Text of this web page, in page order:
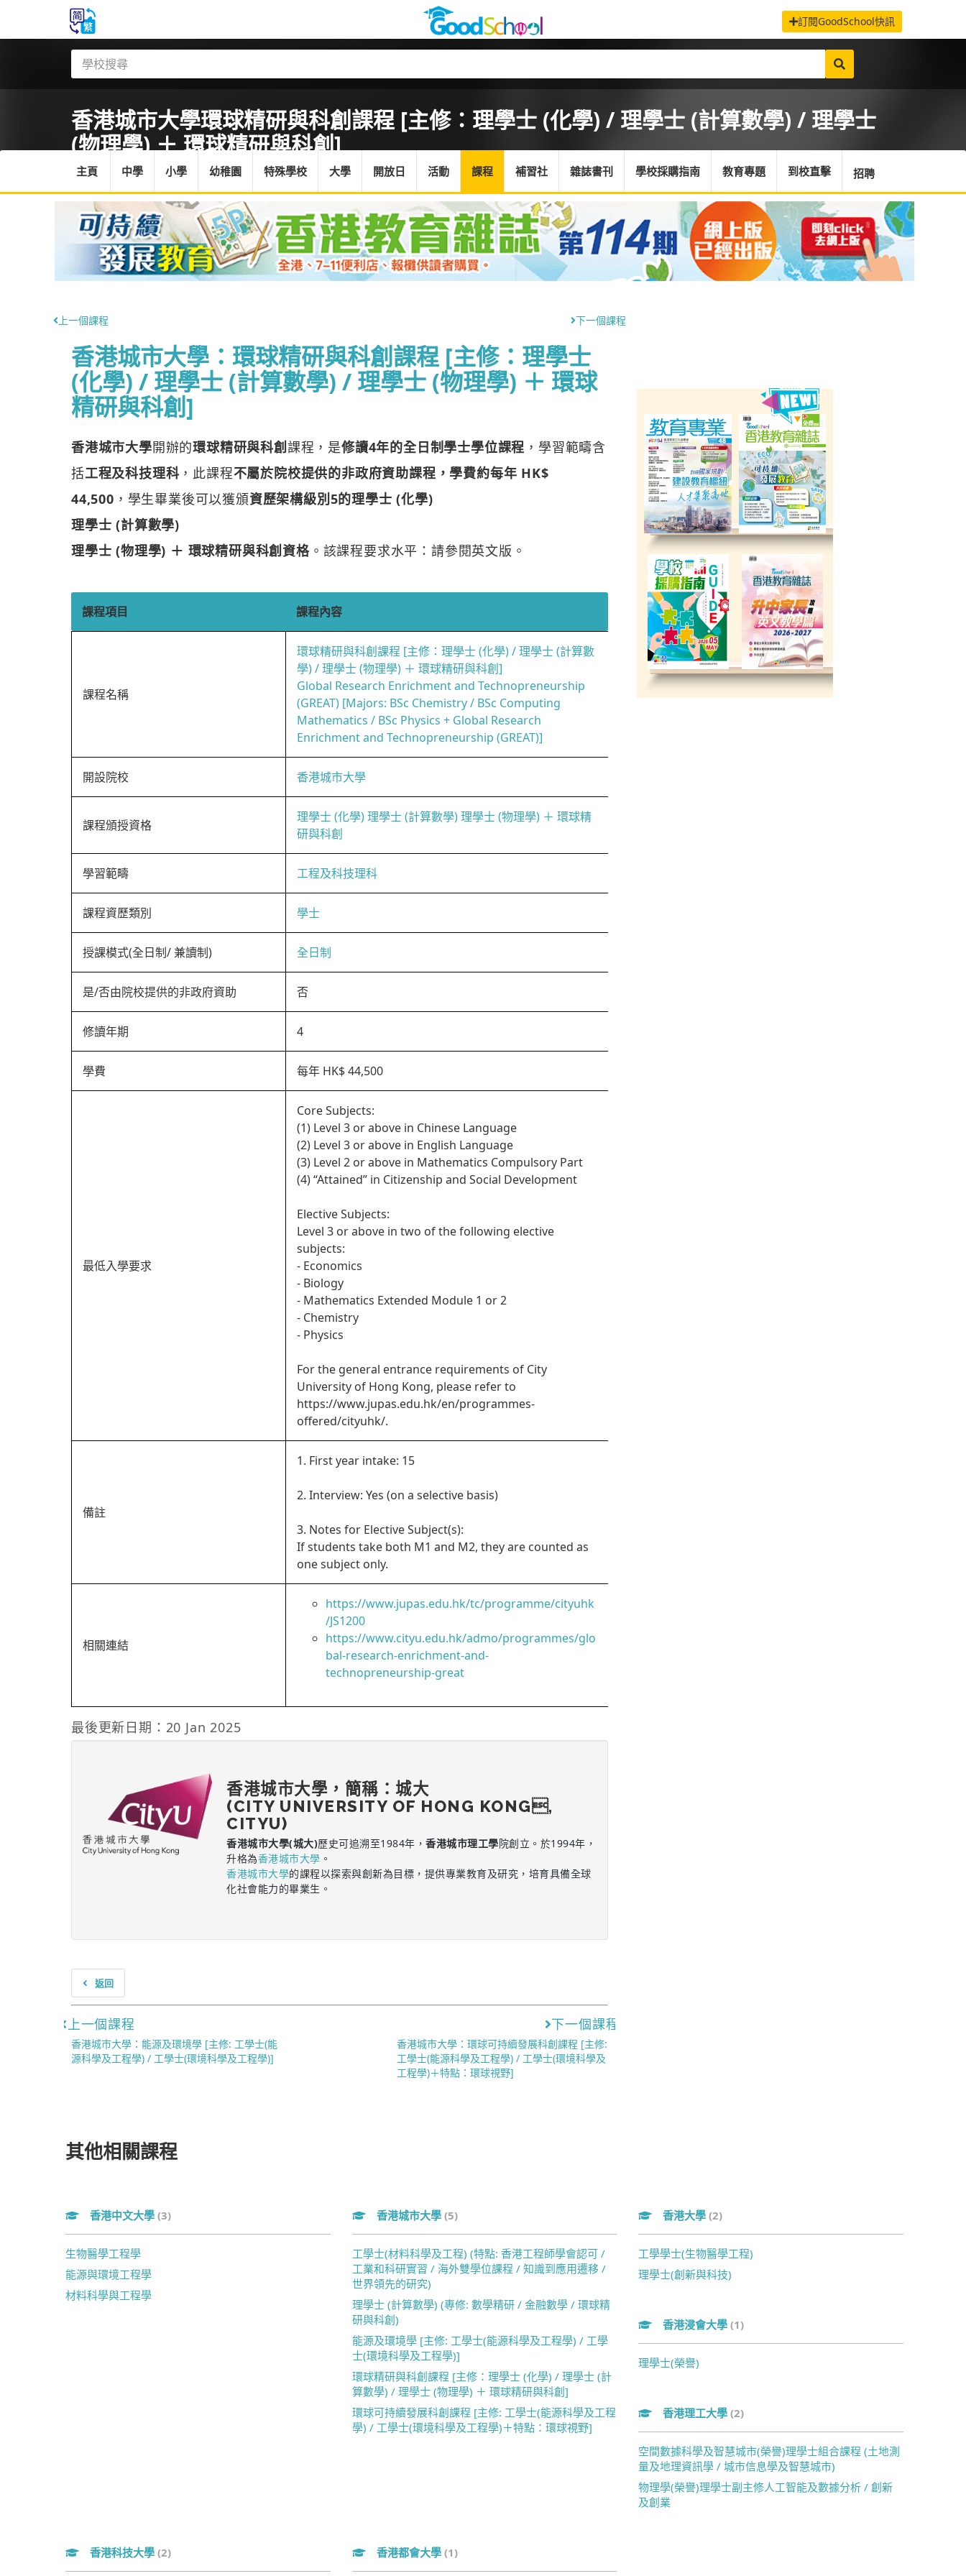
訂閱GoodSchool快訊
香港城市大學環球精研與科創課程 [主修：理學士 (化學) / 理學士 (計算數學) / 理學士
(物理學) ＋ 環球精研與科創]
首頁 / 課程
主頁 中學 小學 幼稚園 特殊學校 大學 開放日 活動 課程 補習社 雜誌書刊 學校採購指南 教育專題 到校直擊 招聘
上一個課程 下一個課程
香港城市大學：環球精研與科創課程 [主修：理學士
(化學) / 理學士 (計算數學) / 理學士 (物理學) ＋ 環球
精研與科創]
香港城市大學開辦的環球精研與科創課程，是修讀4年的全日制學士學位課程 ，學習範疇含
括工程及科技理科 ，此課程不屬於院校提供的非政府資助課程，學費約每年 HK$
44,500 ，學生畢業後可以獲頒資歷架構級別5的理學士 (化學)
理學士 (計算數學)
理學士 (物理學) ＋ 環球精研與科創資格。該課程要求水平：請參閱英文版。
課程項目 課程內容
課程名稱
環球精研與科創課程 [主修：理學士 (化學) / 理學士 (計算數
學) / 理學士 (物理學) ＋ 環球精研與科創]
Global Research Enrichment and Technopreneurship
(GREAT) [Majors: BSc Chemistry / BSc Computing
Mathematics / BSc Physics + Global Research
Enrichment and Technopreneurship (GREAT)]
開設院校 香港城市大學
課程頒授資格
理學士 (化學) 理學士 (計算數學) 理學士 (物理學) ＋ 環球精
研與科創
學習範疇 工程及科技理科
課程資歷類別 學士
授課模式(全日制/ 兼讀制) 全日制
是/否由院校提供的非政府資助 否
修讀年期 4
學費 每年 HK$ 44,500
最低入學要求
Core Subjects:
(1) Level 3 or above in Chinese Language
(2) Level 3 or above in English Language
(3) Level 2 or above in Mathematics Compulsory Part
(4) “Attained” in Citizenship and Social Development
Elective Subjects:
Level 3 or above in two of the following elective
subjects:
- Economics
- Biology
- Mathematics Extended Module 1 or 2
- Chemistry
- Physics
For the general entrance requirements of City
University of Hong Kong, please refer to
https://www.jupas.edu.hk/en/programmes-
offered/cityuhk/.
備註
1. First year intake: 15
2. Interview: Yes (on a selective basis)
3. Notes for Elective Subject(s):
If students take both M1 and M2, they are counted as
one subject only.
相關連結
https://www.jupas.edu.hk/tc/programme/cityuhk
/JS1200
https://www.cityu.edu.hk/admo/programmes/glo
bal-research-enrichment-and-
technopreneurship-great
最後更新日期：20 Jan 2025
香港城市大學，簡稱：城大
(CITY UNIVERSITY OF HONG KONG,
CITYU)
香港城市大學(城大)歷史可追溯至1984年， 香港城市理工學院創立。於1994年，
升格為香港城市大學 。
香港城市大學的課程以探索與創新為目標，提供專業教育及研究，培育具備全球
化社會能力的畢業生。
返回
上一個課程
香港城市大學：能源及環境學 [主修: 工學士(能
源科學及工程學) / 工學士(環境科學及工程學)]
下一個課程
香港城市大學：環球可持續發展科創課程 [主修:
工學士(能源科學及工程學) / 工學士(環境科學及
工程學)＋特點：環球視野]
其他相關課程
香港中文大學 (3)
生物醫學工程學
能源與環境工程學
材料科學與工程學
香港城市大學 (5)
工學士(材料科學及工程) (特點: 香港工程師學會認可 /
工業和科研實習 / 海外雙學位課程 / 知識到應用遷移 /
世界領先的研究)
理學士 (計算數學) (專修: 數學精研 / 金融數學 / 環球精
研與科創)
能源及環境學 [主修: 工學士(能源科學及工程學) / 工學
士(環境科學及工程學)]
環球精研與科創課程 [主修：理學士 (化學) / 理學士 (計
算數學) / 理學士 (物理學) ＋ 環球精研與科創]
環球可持續發展科創課程 [主修: 工學士(能源科學及工程
學) / 工學士(環境科學及工程學)＋特點：環球視野]
香港大學(2)
工學學士(生物醫學工程)
理學士(創新與科技)
香港浸會大學(1)
理學士(榮譽)
香港理工大學(2)
空間數據科學及智慧城市(榮譽)理學士組合課程 (土地測
量及地理資訊學 / 城市信息學及智慧城市)
物理學(榮譽)理學士副主修人工智能及數據分析 / 創新
及創業
香港科技大學 (2) 香港都會大學 (1)